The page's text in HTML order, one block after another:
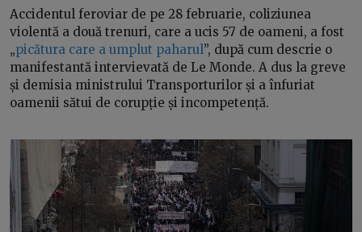
Accidentul feroviar de pe 28 februarie, coliziunea
violentă a două trenuri, care a ucis 57 de oameni, a fost
„picătura care a umplut paharul”, după cum descrie o
manifestantă intervievată de Le Monde. A dus la greve
și demisia ministrului Transporturilor și a înfuriat
oamenii sătui de corupție și incompetență.